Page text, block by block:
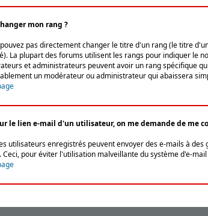
mon rang ?
pas directement changer le titre d'un rang (le titre
La plupart des forums utilisent les rangs pour indiquer le
et administrateurs peuvent avoir un rang spécifique
un modérateur ou administrateur qui abaissera
le lien e-mail d'un utilisateur, on me demande de me
utilisateurs enregistrés peuvent envoyer des e-mails à
pour éviter l'utilisation malveillante du système d'e-